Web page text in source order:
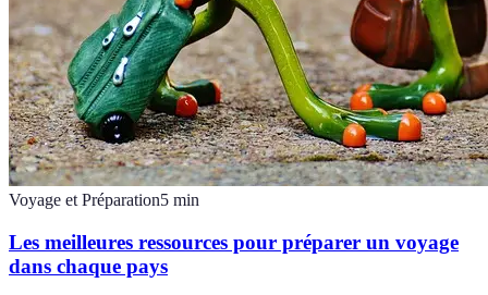
Voyage et Préparation5 min
Les meilleures ressources pour préparer un voyage
dans chaque pays